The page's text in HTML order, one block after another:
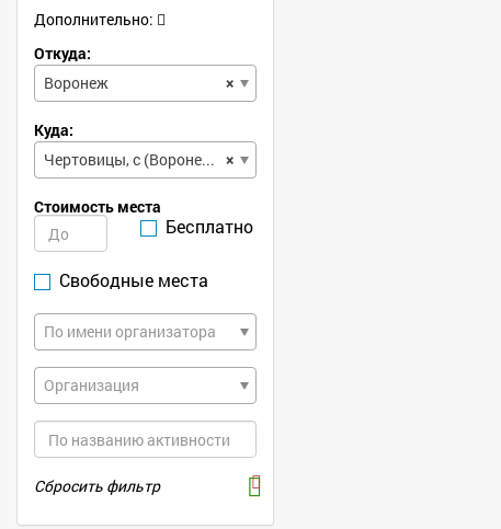
Дополнительно:
Откуда:
×
Воронеж
Куда:
×
Чертовицы, с (Воронежская, обл)
Стоимость места
Бесплатно
Свободные места
По имени организатора
Организация
Сбросить фильтр